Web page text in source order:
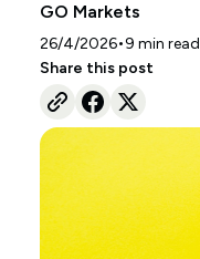
GO Markets
26/4/2026•9 min read
Share this post